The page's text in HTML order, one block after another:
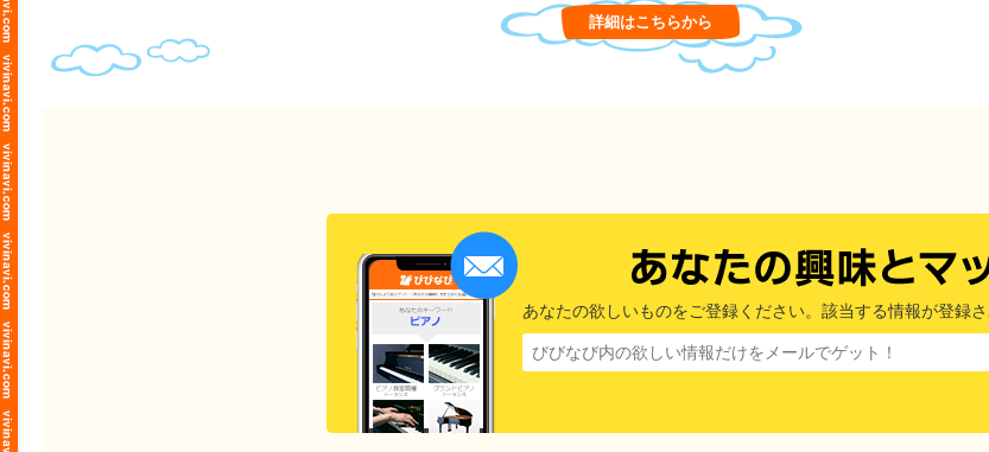
詳細はこちらから
あなたの欲しいものをご登録ください。該当する情報が登録